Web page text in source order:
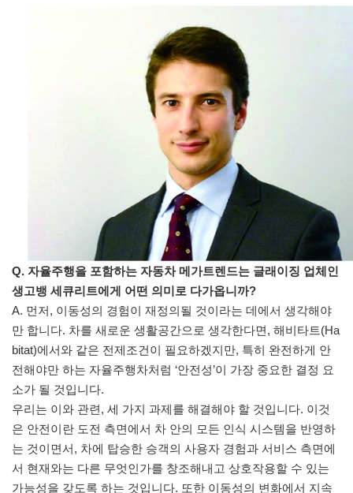
Q. 자율주행을 포함하는 자동차 메가트렌드는 글래이징 업체인
생고뱅 세큐리트에게 어떤 의미로 다가옵니까?
A. 먼저, 이동성의 경험이 재정의될 것이라는 데에서 생각해야
만 합니다. 차를 새로운 생활공간으로 생각한다면, 해비타트(Ha
bitat)에서와 같은 전제조건이 필요하겠지만, 특히 완전하게 안
전해야만 하는 자율주행차처럼 ‘안전성’이 가장 중요한 결정 요
소가 될 것입니다.
우리는 이와 관련, 세 가지 과제를 해결해야 할 것입니다. 이것
은 안전이란 도전 측면에서 차 안의 모든 인식 시스템을 반영하
는 것이면서, 차에 탑승한 승객의 사용자 경험과 서비스 측면에
서 현재와는 다른 무엇인가를 창조해내고 상호작용할 수 있는
가능성을 갖도록 하는 것입니다. 또한 이동성의 변화에서 지속